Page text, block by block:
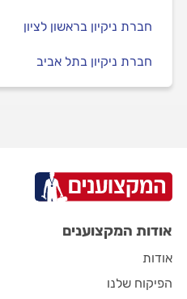
חברת ניקיון בראשון לציון
חברת ניקיון בתל אביב
אודות המקצוענים
אודות
הפיקוח שלנו